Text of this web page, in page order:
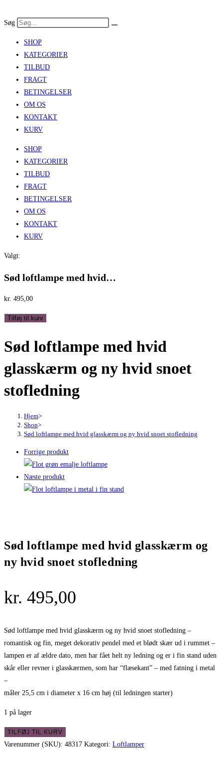
to
Søg
SHOP
KATEGORIER
TILBUD
FRAGT
BETINGELSER
OM OS
KONTAKT
KURV
SHOP
KATEGORIER
TILBUD
FRAGT
BETINGELSER
OM OS
KONTAKT
KURV
Valgt:
Sød loftlampe med hvid…
kr. 495,00
Sød
med
glasskærm
ny
stofledning
Tilføj til kurv
Sød loftlampe med hvid
glasskærm og ny hvid snoet
stofledning
Hjem>
Shop>
Sød loftlampe med hvid glasskærm og ny hvid snoet stofledning
Forrige produkt
Næste produkt
Sød loftlampe med hvid glasskærm og
ny hvid snoet stofledning
kr. 495,00
Sød loftlampe med hvid glasskærm og ny hvid snoet stofledning –
romantisk og fin, meget dekorativ pendel med et blødt skær ud i rummet –
lampen er af ældre dato, men har fået helt ny ledning og er i fin stand uden
skår eller revner i glasskærmen, som har “flæsekant” – med fatning i metal
–
måler 25,5 cm i diameter x 16 cm høj (til ledningen starter)
1 på lager
Sød
loftlampe
TILFØJ TIL KURV
Varenummer (SKU): 48317 Kategori: Loftlamper